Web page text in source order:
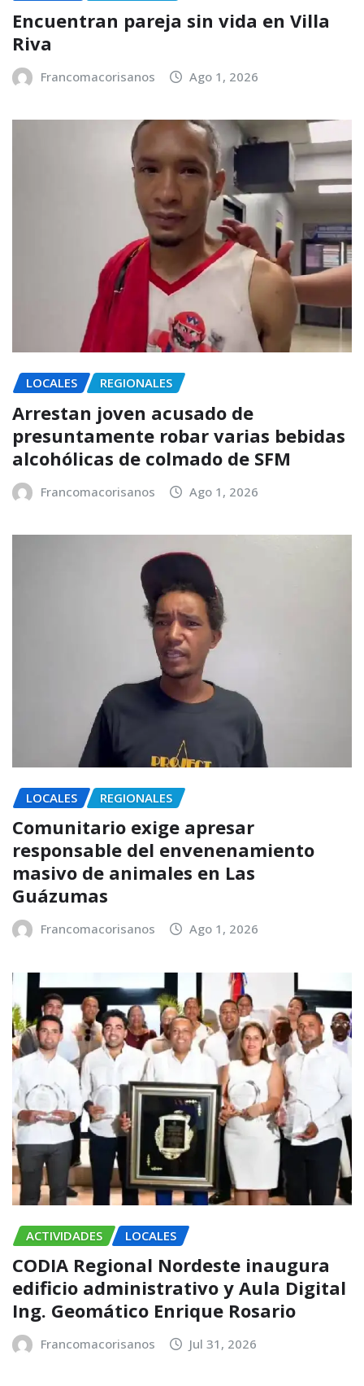
Encuentran pareja sin vida en Villa
Riva
Francomacorisanos Ago 1, 2026
LOCALES REGIONALES
Arrestan joven acusado de
presuntamente robar varias bebidas
alcohólicas de colmado de SFM
Francomacorisanos Ago 1, 2026
LOCALES REGIONALES
Comunitario exige apresar
responsable del envenenamiento
masivo de animales en Las
Guázumas
Francomacorisanos Ago 1, 2026
ACTIVIDADES LOCALES
CODIA Regional Nordeste inaugura
edificio administrativo y Aula Digital
Ing. Geomático Enrique Rosario
Francomacorisanos Jul 31, 2026